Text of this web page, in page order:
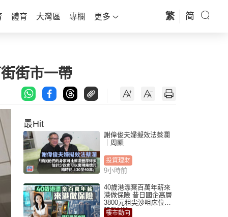
體育 大灣區 專欄 更多 繁 简
街市一帶
最Hit
謝偉俊夫婦擬效法蔡瀾
｜周顯
投資理財
9小時前
40歲港漂棄百萬年薪來
港做保險 昔日國企高層
3800元租尖沙咀床位｜
租盤Million
樓市動向